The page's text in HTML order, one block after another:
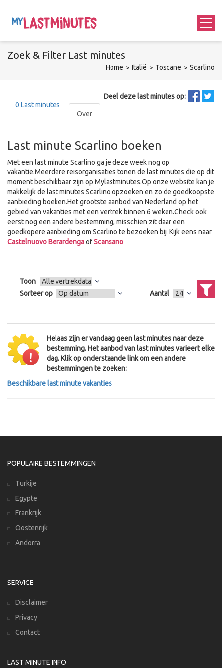
Zoek & Filter Last minutes
Home Italië Toscane Scarlino
Deel deze last minutes op:
0 Last minutes
Over
Last minute Scarlino boeken
Met een last minute Scarlino ga je deze week nog op
vakantie.Meerdere reisorganisaties tonen de last minutes die op dit
moment beschikbaar zijn op Mylastminutes.Op onze website kan je
makkelijk de last minutes Scarlino opzoeken en zo de goedkoopste
aanbieding boeken.Het grootste aanbod van Nederland op het
gebied van vakanties met een vertrek binnen 6 weken.Check ook
eerst nog een andere bestemming, misschien zit daar een
goedkopere aanbieding om Scarlino te bezoeken bij. Kijk eens naar
Castelnuovo BerardengaofScansano
Toon
Sorteer op
Aantal
Helaas zijn er vandaag geen last minutes naar deze
bestemming. Het aanbod van last minutes varieert elke
dag. Klik op onderstaande link om een andere
bestemmingen te zoeken:
Beschikbare last minute vakanties
POPULAIRE BESTEMMINGEN
Turkije
Egypte
Frankrijk
Oostenrijk
Andorra
SERVICE
Disclaimer
Privacy
Contact
LAST MINUTE INFO